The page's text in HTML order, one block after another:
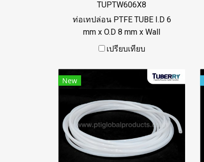
TUPTW606X8
ท่อเทปล่อน PTFE TUBE I.D 6
mm x O.D 8 mm x Wall
Thickness 1 mm ทนสารเคมีได้
up to +260ºC ผิวลื่น (non-stick)
ฟู้ดเกรด FDA ทน UV แสงแดด
2577145 / MB : 098-253-9956
/ LINE OA : @ptiglobal
เปรียบเทียบ
New